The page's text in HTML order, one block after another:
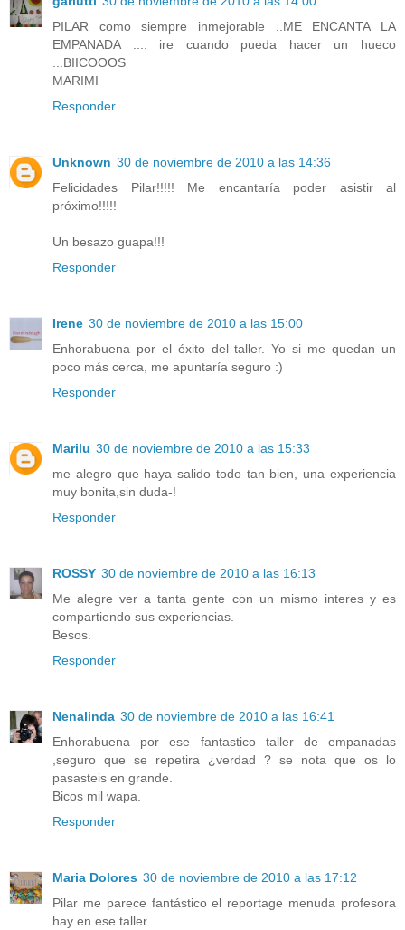
PILAR como siempre inmejorable ..ME ENCANTA LA
EMPANADA .... ire cuando pueda hacer un hueco
...BIICOOOS
MARIMI
Responder
Unknown 30 de noviembre de 2010 a las 14:36
Felicidades Pilar!!!!! Me encantaría poder asistir al
próximo!!!!!
Un besazo guapa!!!
Responder
Irene 30 de noviembre de 2010 a las 15:00
Enhorabuena por el éxito del taller. Yo si me quedan un
poco más cerca, me apuntaría seguro :)
Responder
Marilu 30 de noviembre de 2010 a las 15:33
me alegro que haya salido todo tan bien, una experiencia
muy bonita,sin duda-!
Responder
ROSSY 30 de noviembre de 2010 a las 16:13
Me alegre ver a tanta gente con un mismo interes y es
compartiendo sus experiencias.
Besos.
Responder
Nenalinda 30 de noviembre de 2010 a las 16:41
Enhorabuena por ese fantastico taller de empanadas
,seguro que se repetira ¿verdad ? se nota que os lo
pasasteis en grande.
Bicos mil wapa.
Responder
Maria Dolores 30 de noviembre de 2010 a las 17:12
Pilar me parece fantástico el reportage menuda profesora
hay en ese taller.